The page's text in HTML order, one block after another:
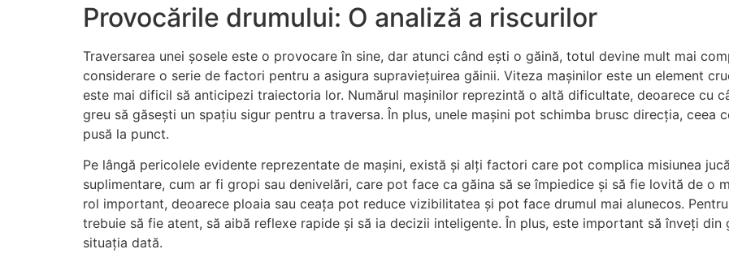
Provocările drumului: O analiză a riscurilor
Traversarea unei șosele este o provocare în sine, dar atunci când ești o găină, totul devine mult mai
considerare o serie de factori pentru a asigura supraviețuirea găinii. Viteza mașinilor este un element
este mai dificil să anticipezi traiectoria lor. Numărul mașinilor reprezintă o altă dificultate, deoarece cu
greu să găsești un spațiu sigur pentru a traversa. În plus, unele mașini pot schimba brusc direcția, ceea
pusă la punct.
Pe lângă pericolele evidente reprezentate de mașini, există și alți factori care pot complica misiunea
suplimentare, cum ar fi gropi sau denivelări, care pot face ca găina să se împiedice și să fie lovită de o
rol important, deoarece ploaia sau ceața pot reduce vizibilitatea și pot face drumul mai alunecos.
trebuie să fie atent, să aibă reflexe rapide și să ia decizii inteligente. În plus, este important să înveți
situația dată.